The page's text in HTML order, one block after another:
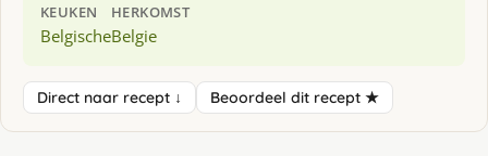
KEUKEN
Belgische
HERKOMST
Belgie
Direct naar recept ↓ Beoordeel dit recept ★